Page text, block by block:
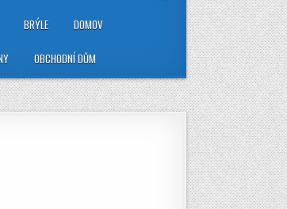
BRÝLE DOMOV
OBCHODNÍ DŮM